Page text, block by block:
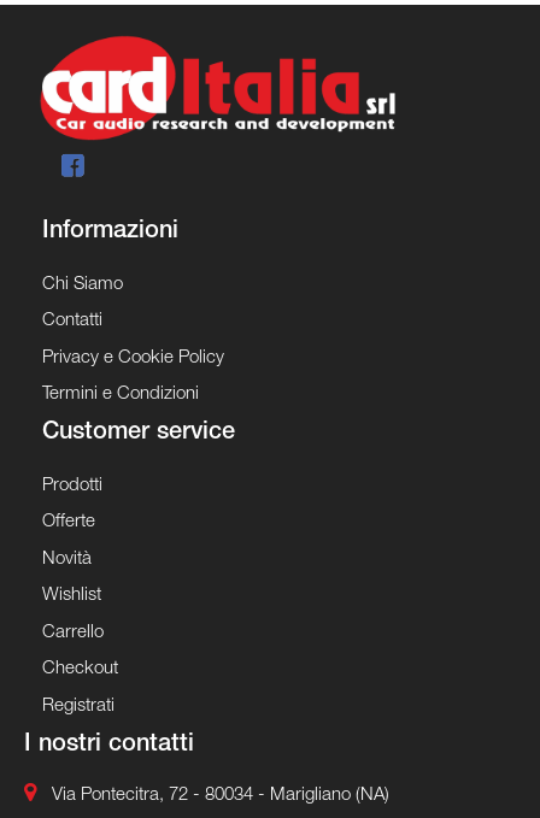
Informazioni
Chi Siamo
Contatti
Privacy e Cookie Policy
Termini e Condizioni
Customer service
Prodotti
Offerte
Novità
Wishlist
Carrello
Checkout
Registrati
I nostri contatti
Via Pontecitra, 72 - 80034 - Marigliano (NA)